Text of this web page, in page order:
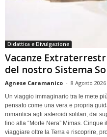
Didattica e Divulgazione
Vacanze
del nostro Sistema
Agnese Caramanico - 8 Agosto 2026
Un viaggio immaginario tra le mete
pensato come una vera e propria
romantica agli asteroidi solitari, dai
fino alla “Morte Nera” Mimas.
viaggiare oltre la Terra e riscoprire,